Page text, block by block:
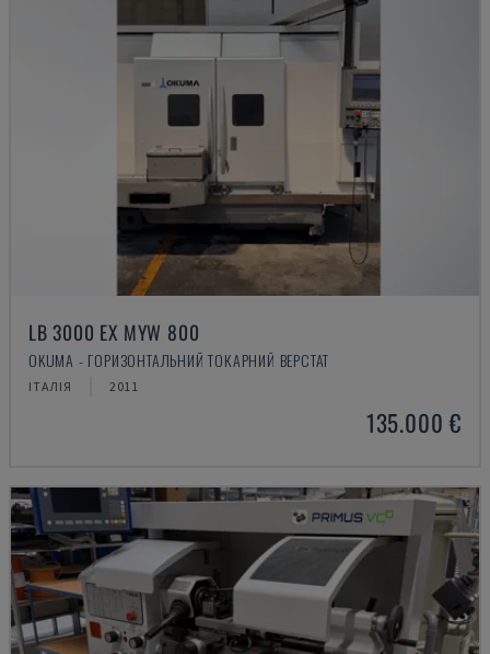
LB 3000 EX MYW 800
OKUMA - ГОРИЗОНТАЛЬНИЙ ТОКАРНИЙ ВЕРСТАТ
ІТАЛІЯ 2011
135.000 €